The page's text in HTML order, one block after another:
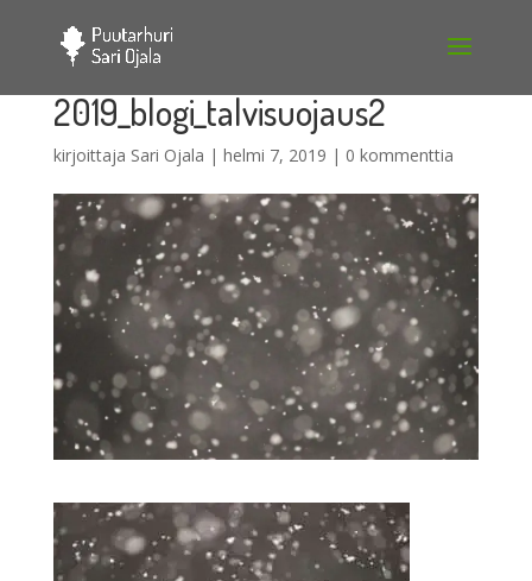
2019_blogi_talvisuojaus2
kirjoittaja Sari Ojala | helmi 7, 2019 | 0 kommenttia